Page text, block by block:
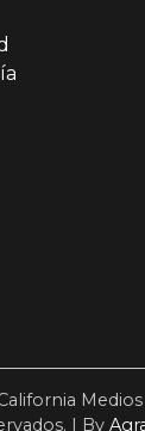
| By